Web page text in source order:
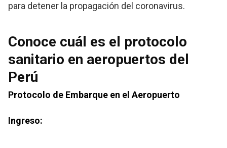
para detener la propagación del coronavirus.
Conoce cuál es el protocolo
sanitario en aeropuertos del
Perú
Protocolo de Embarque en el Aeropuerto
Ingreso: